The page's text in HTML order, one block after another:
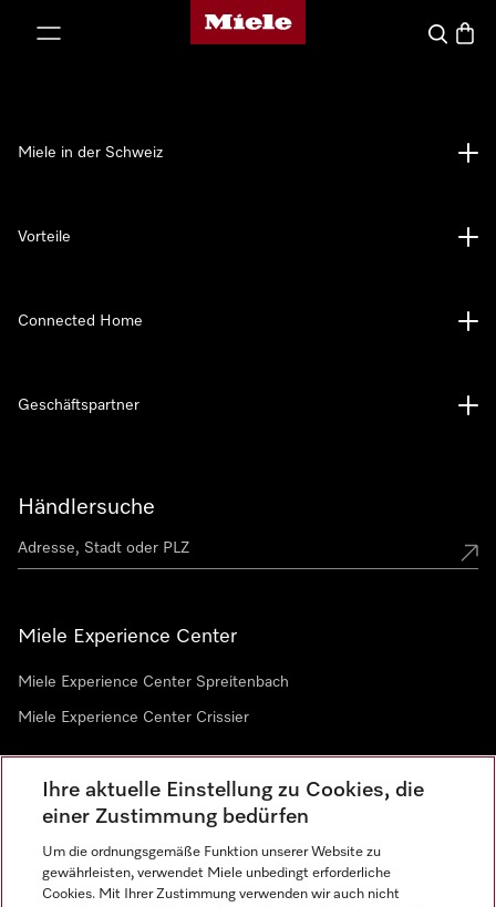
Miele-Homepage
Suche
Händlersuche
Miele Experience Center
Miele Experience Center Spreitenbach
Miele Experience Center Crissier
Newsletter
Miele in der Schweiz
Vorteile
Connected Home
Geschäftspartner
Ihre aktuelle Einstellung zu Cookies, die
einer Zustimmung bedürfen
Um die ordnungsgemäße Funktion unserer Website zu
gewährleisten, verwendet Miele unbedingt erforderliche
Cookies. Mit Ihrer Zustimmung verwenden wir auch nicht